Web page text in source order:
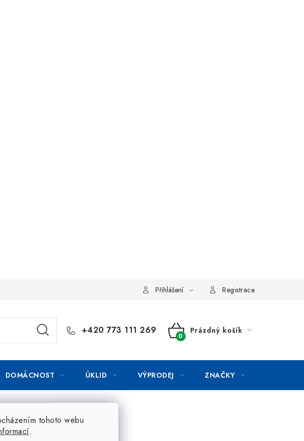
tohoto webu
.
Přihlášení Registrace
+420 773 111 269
NÁKUPNÍ
Prázdný košík
DOMÁCNOST ÚKLID VÝPRODEJ ZNAČKY